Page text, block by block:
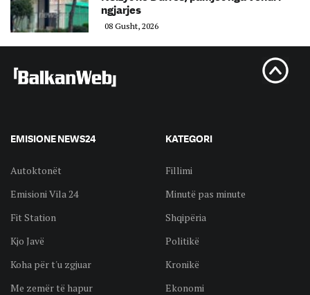
ngjarjes
08 Gusht, 2026
EMISIONE NEWS24
Autoktonët
Emisioni Vila 24
Fit Station
Kjo Javë
Koha për t'u zgjuar
Me zemër të hapur
KATEGORI
Fillimi
Minutë pas minute
Shqipëria
Politikë
Kronikë
Ekonomi